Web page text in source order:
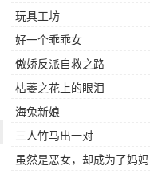
玩具工坊
好一个乖乖女
傲娇反派自救之路
枯萎之花上的眼泪
海兔新娘
三人竹马出一对
虽然是恶女，却成为了妈妈